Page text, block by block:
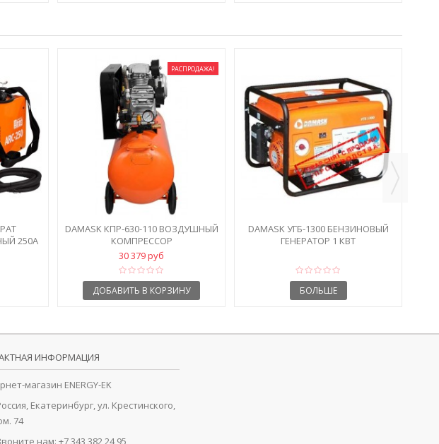
250А
РАСПРОДАЖА!
DAMASK КПР-630-110 ВОЗДУШНЫЙ
КОМПРЕССОР
30 379 руб
ДОБАВИТЬ В КОРЗИНУ
DAMASK УГБ-1300 БЕНЗИНОВЫЙ
ГЕНЕРАТОР 1 КВТ
БОЛЬШЕ
ИНФОРМАЦИЯ
магазин ENERGY-EK
Екатеринбург, ул. Крестинского,
74
нам: +7 343 382 24 95